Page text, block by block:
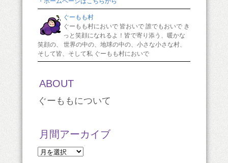
ぐーもも村
ぐーもも村においで 皆おいで 誰でもおいで き
っと笑顔になれるよ！皆で寄り添う、暖かな
笑顔の、 世界の中の、地球の中の、小さな小さな村、
そして皆、そして私 ぐーもも村においで
ABOUT
ぐーももについて
月間アーカイブ
月